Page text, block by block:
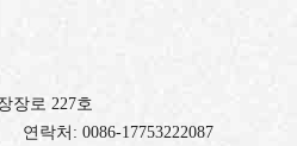
장로 227호
연락처: 0086-17753222087